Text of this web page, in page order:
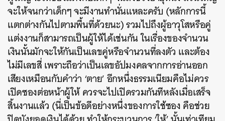
จะให้จนกว่าเด็กๆ จะมีงานทำนั่นแหละครับ (หลักการนี้
แตกต่างกันไปตามพื้นที่ด้วยนะ) รวมไปถึงผู้อาวุโสหรือคู่
แต่งงานก็สามารถเป็นผู้ให้ได้เช่นกัน ในเรื่องของจำนวน
เงินนั้นมักจะให้กันเป็นเลขคู่หรือจำนวนที่ลงตัว และต้อง
ไม่มีเลขสี่ เพราะถือว่าเป็นเลขอัปมงคลจากการอ่านออก
เสียงเหมือนกับคำว่า ‘ตาย’ อีกหนึ่งธรรมเนียมคือไม่ควร
เปิดซองต่อหน้าผู้ให้ ควรจะไปเปิดรวมกันทีหลังเมื่อเสร็จ
สิ้นงานแล้ว (นี่เป็นข้อดีอย่างหนึ่งของการใช้ซอง คือช่วย